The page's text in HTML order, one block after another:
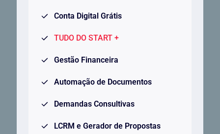
Conta Digital Grátis
TUDO DO START +
Gestão Financeira
Automação de Documentos
Demandas Consultivas
LCRM e Gerador de Propostas